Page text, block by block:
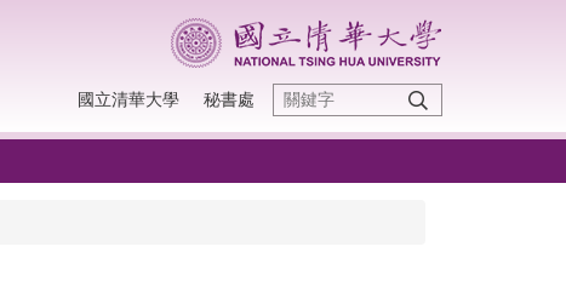
國立清華大學 秘書處